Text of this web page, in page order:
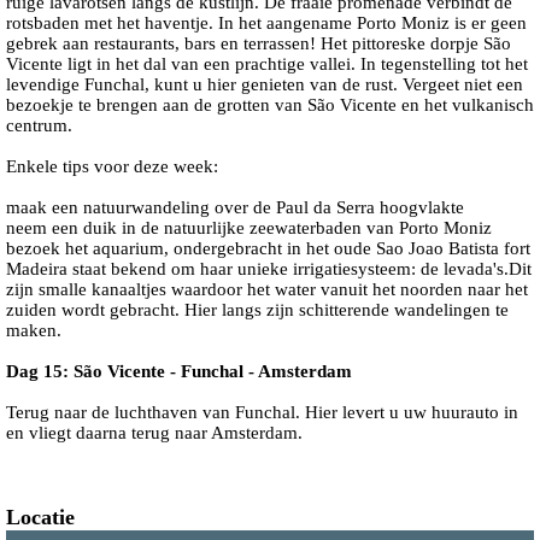
rotsbaden met het haventje. In het aangename Porto Moniz is er geen
gebrek aan restaurants, bars en terrassen! Het pittoreske dorpje São
Vicente ligt in het dal van een prachtige vallei. In tegenstelling tot het
levendige Funchal, kunt u hier genieten van de rust. Vergeet niet een
bezoekje te brengen aan de grotten van São Vicente en het vulkanisch
centrum.
Enkele tips voor deze week:
maak een natuurwandeling over de Paul da Serra hoogvlakte
neem een duik in de natuurlijke zeewaterbaden van Porto Moniz
bezoek het aquarium, ondergebracht in het oude Sao Joao Batista fort
Madeira staat bekend om haar unieke irrigatiesysteem: de levada's.Dit
zijn smalle kanaaltjes waardoor het water vanuit het noorden naar het
zuiden wordt gebracht. Hier langs zijn schitterende wandelingen te
maken.
Dag 15: São Vicente - Funchal - Amsterdam
Terug naar de luchthaven van Funchal. Hier levert u uw huurauto in
en vliegt daarna terug naar Amsterdam.
Locatie